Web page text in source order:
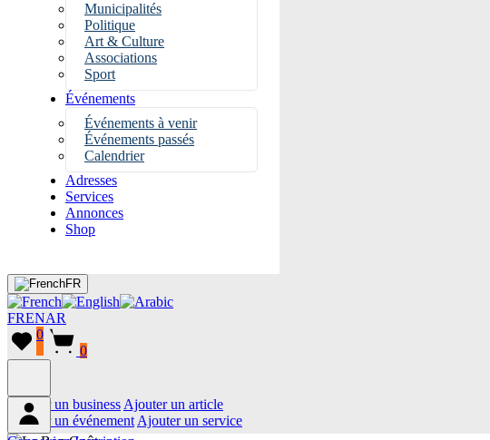
Municipalités
Politique
Art & Culture
Associations
Sport
Événements
Événements à venir
Événements passés
Calendrier
Adresses
Services
Annonces
Shop
FR
FRENAR
0
0
Ajouter un business Ajouter un article
Ajouter un événement Ajouter un service